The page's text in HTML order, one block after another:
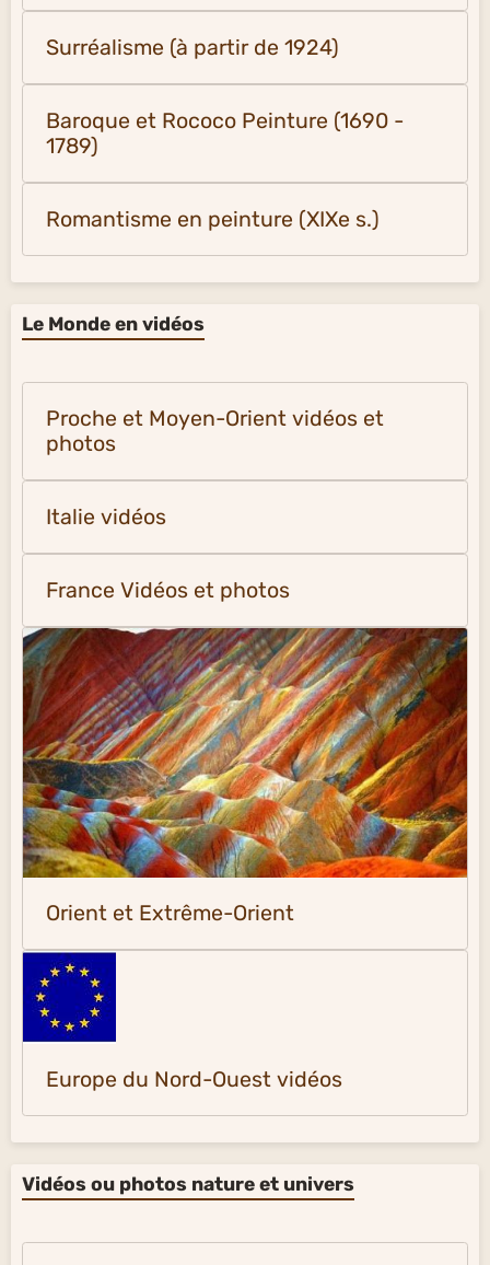
Surréalisme (à partir de 1924)
Baroque et Rococo Peinture (1690 -
1789)
Romantisme en peinture (XIXe s.)
Le Monde en vidéos
Proche et Moyen-Orient vidéos et
photos
Italie vidéos
France Vidéos et photos
Orient et Extrême-Orient
Europe du Nord-Ouest vidéos
Vidéos ou photos nature et univers